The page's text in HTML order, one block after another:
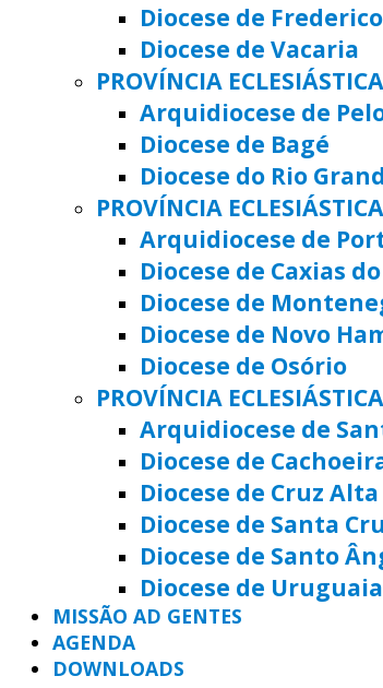
Diocese de
Diocese de Vacaria
PROVÍNCIA
Arquidiocese de
Diocese de Bagé
Diocese do Rio
PROVÍNCIA
Arquidiocese de
Diocese de Caxias
Diocese de
Diocese de Novo
Diocese de Osório
PROVÍNCIA
Arquidiocese de
Diocese de
Diocese de Cruz Alta
Diocese de Santa
Diocese de Santo
Diocese de
MISSÃO AD GENTES
AGENDA
DOWNLOADS